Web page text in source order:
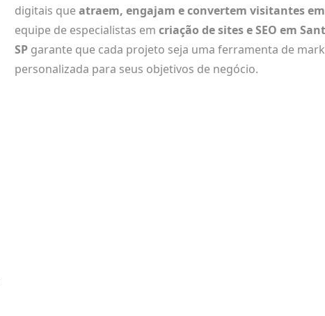
digitais queatraem, engajam e convertem visitantes
equipe de especialistas em criação de sites e SEO em
SP garante que cada projeto seja uma ferramenta de
personalizada para seus objetivos de negócio.